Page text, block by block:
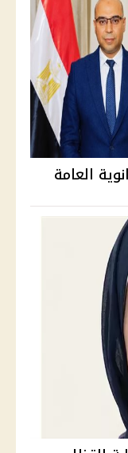
مواد بالثانوية العامة